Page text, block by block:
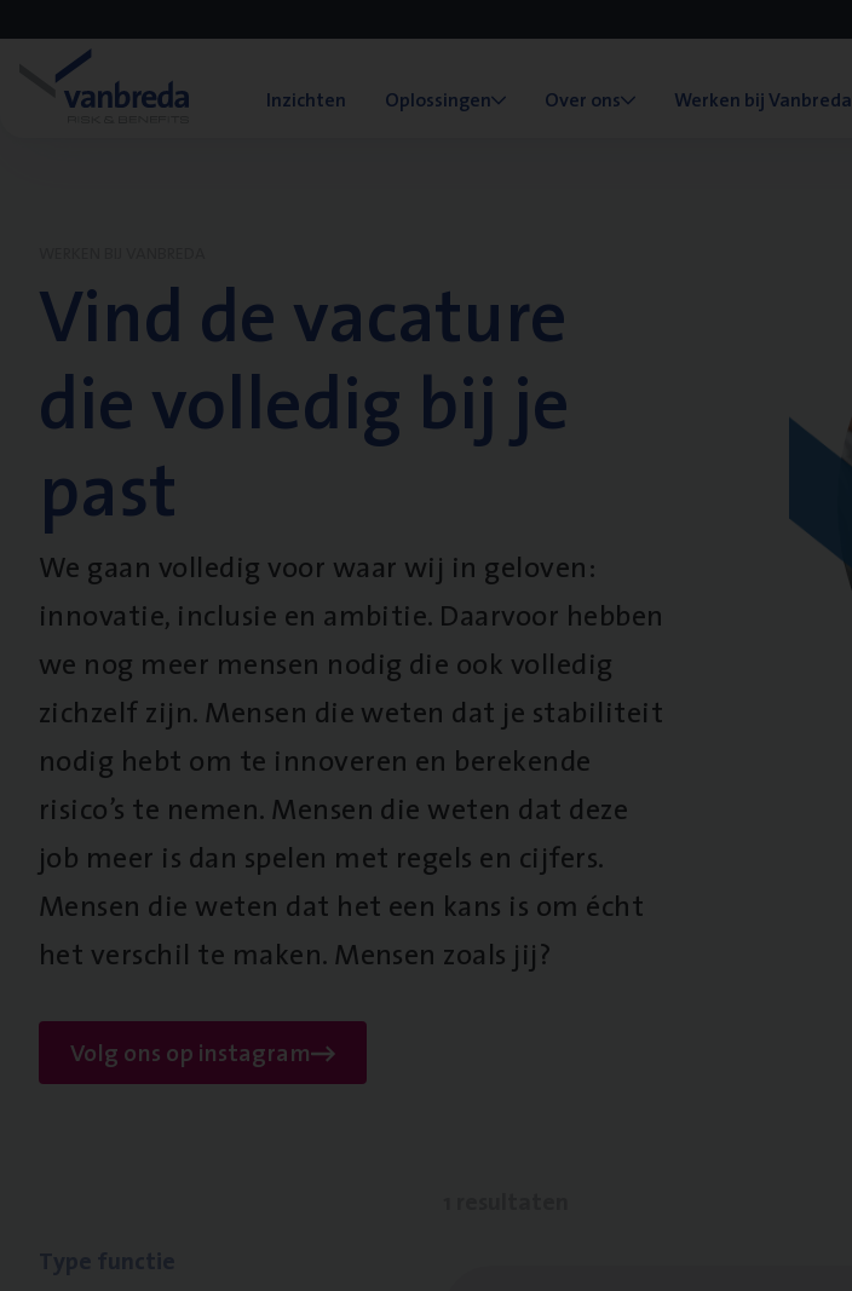
Inzichten Oplossingen Over ons Werken bij Vanbreda
Vind de vacature
die volledig bij je
past
We gaan volledig voor waar wij in geloven:
innovatie, inclusie en ambitie. Daarvoor hebben
we nog meer mensen nodig die ook volledig
zichzelf zijn. Mensen die weten dat je stabiliteit
nodig hebt om te innoveren en berekende
risico’s te nemen. Mensen die weten dat deze
job meer is dan spelen met regels en cijfers.
Mensen die weten dat het een kans is om écht
het verschil te maken. Mensen zoals jij?
Volg ons op instagram